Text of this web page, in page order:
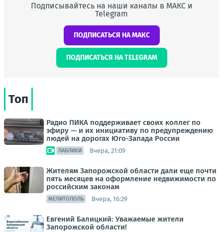
Подписывайтесь на наши каналы в МАКС и
Telegram
ПОДПИСАТЬСЯ НА МАКС
ПОДПИСАТЬСЯ НА TELEGRAM
Топ
Радио ПИКА поддерживает своих коллег по
эфиру — и их инициативу по предупреждению
людей на дорогах Юго-Запада России
ПАБЛИКИ Вчера, 21:09
Жителям Запорожской области дали еще почти
пять месяцев на оформление недвижимости по
российским законам
МЕЛИТОПОЛЬ Вчера, 16:29
Евгений Балицкий: Уважаемые жители
Запорожской области!